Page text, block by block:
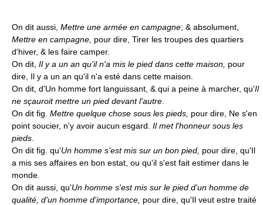
On dit aussi, Mettre une armée en campagne; & absolument,
Mettre en campagne, pour dire, Tirer les troupes des quartiers
d'hiver, & les faire camper.
On dit, Il y a un an qu'il n'a mis le pied dans cette maison, pour
dire, Il y a un an qu'il n'a esté dans cette maison.
On dit, d'Un homme fort languissant, & qui a peine à marcher, qu'Il
ne sçauroit mettre un pied devant l'autre
On dit fig. Mettre quelque chose sous les pieds, pour dire, Ne s'en
point soucier, n'y avoir aucun esgard. Il met l'honneur sous les
pieds
On dit fig. qu'Un homme s'est mis sur un bon pied, pour dire, qu'Il
a mis ses affaires en bon estat, ou qu'il s'est fait estimer dans le
monde.
On dit aussi, qu'Un homme s'est mis sur le pied d'un homme de
qualité, d'un homme d'importance, pour dire, qu'Il veut estre traité